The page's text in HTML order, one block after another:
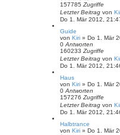
157785 Zugriffe
Letzter Beitrag von
Do 1. Mär 2012,
Guide
von Kiri » Do 1. Mär
0 Antworten
160233 Zugriffe
Letzter Beitrag von
Do 1. Mär 2012,
Haus
von Kiri » Do 1. Mär
0 Antworten
157276 Zugriffe
Letzter Beitrag von
Do 1. Mär 2012,
Halbtrance
von Kiri » Do 1. Mär